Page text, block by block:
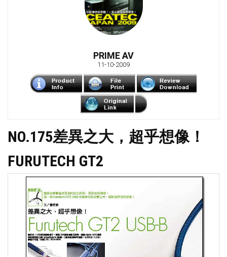
PRIME AV
11-10-2009
NO.175差異之大，超乎想像！
FURUTECH GT2